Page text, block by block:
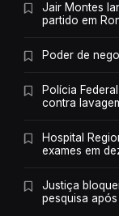
Jair Montes
partido em
Poder de
Polícia
contra
Hospital
exames em
Justiça
pesquisa